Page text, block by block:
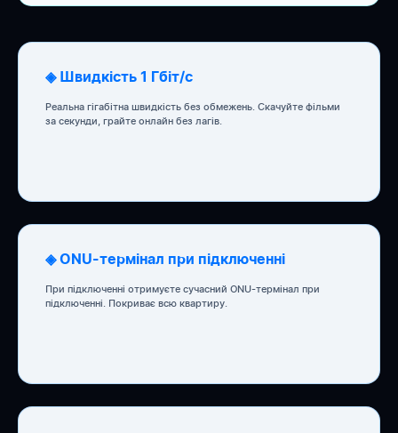
◈ Швидкість 1 Гбіт/с
Реальна гігабітна швидкість без обмежень. Скачуйте фільми
за секунди, грайте онлайн без лагів.
◈ ONU-термінал при підключенні
При підключенні отримуєте сучасний ONU-термінал при
підключенні. Покриває всю квартиру.